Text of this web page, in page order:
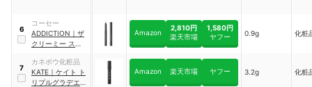
6
コーセー
ADDICTION ｜ ザ
クリーミー スティ
ウ｜001 Crush on
Me
Amazon
2,810円
楽天市場
1,580円
ヤフー
0.9g 化粧
7
カネボウ化粧品
KATE ｜ ケイト ト
リプルグラデエキ
Amazon 楽天市場 ヤフー 3.2g 化粧